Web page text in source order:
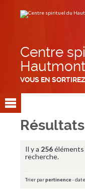
contenu.
Centre
Hautmont
VOUS EN
Il y a 256
recherche.
Trier parpertinence·